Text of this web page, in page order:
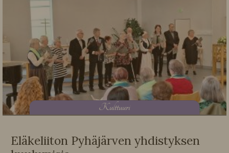
Kulttuuri
Eläkeliiton Pyhäjärven yhdistyksen